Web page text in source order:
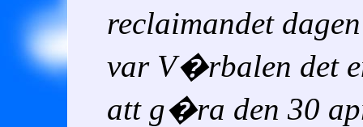
reclaimandet
var V�rbalen det
att g�ra den 30